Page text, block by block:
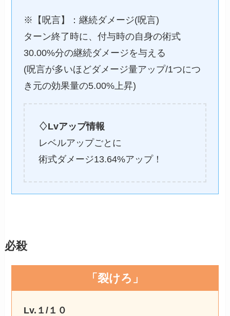
※【呪言】：継続ダメージ(呪言)
ターン終了時に、付与時の自身の術式
30.00%分の継続ダメージを与える
(呪言が多いほどダメージ量アップ/1つにつ
き元の効果量の5.00%上昇)
♢Lvアップ情報
レベルアップごとに
術式ダメージ13.64%アップ！
必殺
「裂けろ」
Lv.１/１０